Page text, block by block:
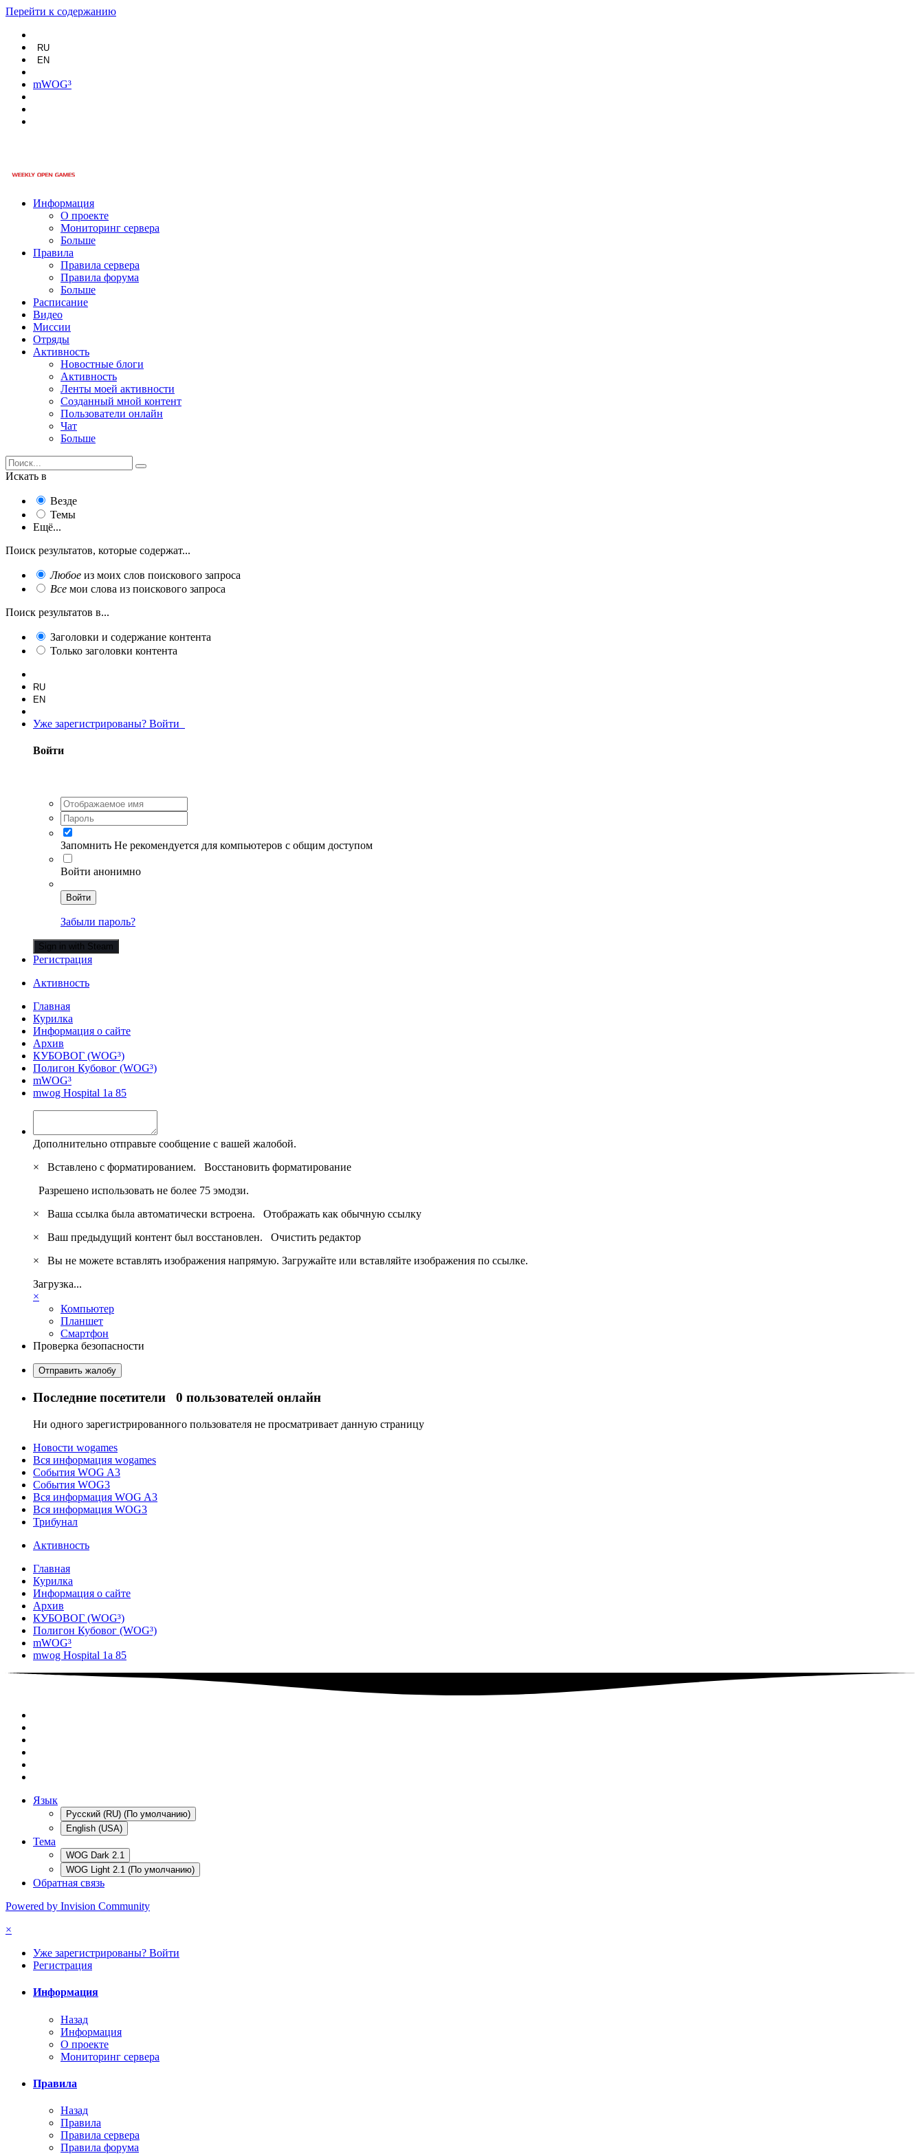
Перейти к содержанию
RU
EN
mWOG³
Информация
О проекте
Мониторинг сервера
Больше
Правила
Правила сервера
Правила форума
Больше
Расписание
Видео
Миссии
Отряды
Активность
Новостные блоги
Активность
Ленты моей активности
Созданный мной контент
Пользователи онлайн
Чат
Больше
Искать в
Везде
Темы
Ещё...
Поиск результатов, которые содержат...
Любое из моих слов поискового запроса
Все мои слова из поискового запроса
Поиск результатов в...
Заголовки и содержание контента
Только заголовки контента
RU
EN
Уже зарегистрированы? Войти
Войти
Запомнить Не рекомендуется для компьютеров с общим доступом
Войти анонимно
Войти
Забыли пароль?
Sign in with Steam
Регистрация
Активность
Главная
Курилка
Информация о сайте
Архив
КУБОВОГ (WOG³)
Полигон Кубовог (WOG³)
mWOG³
mwog Hospital 1a 85
Дополнительно отправьте сообщение с вашей жалобой.
×
Вставлено с форматированием. Восстановить форматирование
Разрешено использовать не более 75 эмодзи.
×
Ваша ссылка была автоматически встроена. Отображать как обычную ссылку
×
Ваш предыдущий контент был восстановлен. Очистить редактор
×
Вы не можете вставлять изображения напрямую. Загружайте или вставляйте изображения по ссылке.
Загрузка...
×
Компьютер
Планшет
Смартфон
Проверка безопасности
Отправить жалобу
Последние посетители 0 пользователей онлайн
Ни одного зарегистрированного пользователя не просматривает данную страницу
Новости wogames
Вся информация wogames
События WOG A3
События WOG3
Вся информация WOG A3
Вся информация WOG3
Трибунал
Активность
Главная
Курилка
Информация о сайте
Архив
КУБОВОГ (WOG³)
Полигон Кубовог (WOG³)
mWOG³
mwog Hospital 1a 85
Язык
Русский (RU) (По умолчанию)
English (USA)
Тема
WOG Dark 2.1
WOG Light 2.1 (По умолчанию)
Обратная связь
Powered by Invision Community
×
Уже зарегистрированы? Войти
Регистрация
Информация
Назад
Информация
О проекте
Мониторинг сервера
Правила
Назад
Правила
Правила сервера
Правила форума